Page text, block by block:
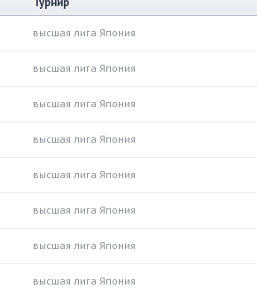
высшая лига Япония
высшая лига Япония
высшая лига Япония
высшая лига Япония
высшая лига Япония
высшая лига Япония
высшая лига Япония
высшая лига Япония